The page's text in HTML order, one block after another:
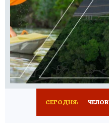
ПРЕСС-
РАДИО КП
СЕГОДНЯ: